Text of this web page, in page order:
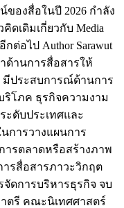
องสื่อในปี 2026 กำลัง
เดิมเกี่ยวกับ Media
ต่อไป Author Sarawut
ด้านการสื่อสารให้
มีประสบการณ์ด้านการ
โภค ธุรกิจความงาม
ะดับประเทศและ
การวางแผนการ
รตลาดหรือสร้างภาพ
รสื่อสารภาวะวิกฤต
ดการบริหารธุรกิจ จบ
ตรี คณะนิเทศศาสตร์